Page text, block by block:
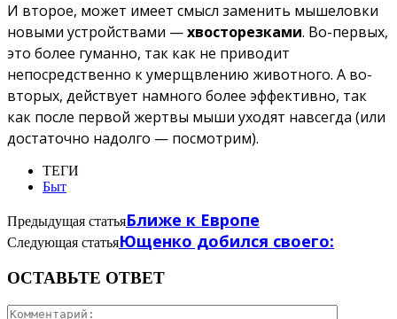
И второе, может имеет смысл заменить мышеловки
новыми устройствами —хвосторезками. Во-первых,
это более гуманно, так как не приводит
непосредственно к умерщвлению животного. А во-
вторых, действует намного более эффективно, так
как после первой жертвы мыши уходят навсегда (или
достаточно надолго — посмотрим).
ТЕГИ
Быт
Предыдущая статьяБлиже к Европе
Следующая статьяЮщенко добился своего:
ОСТАВЬТЕ ОТВЕТ